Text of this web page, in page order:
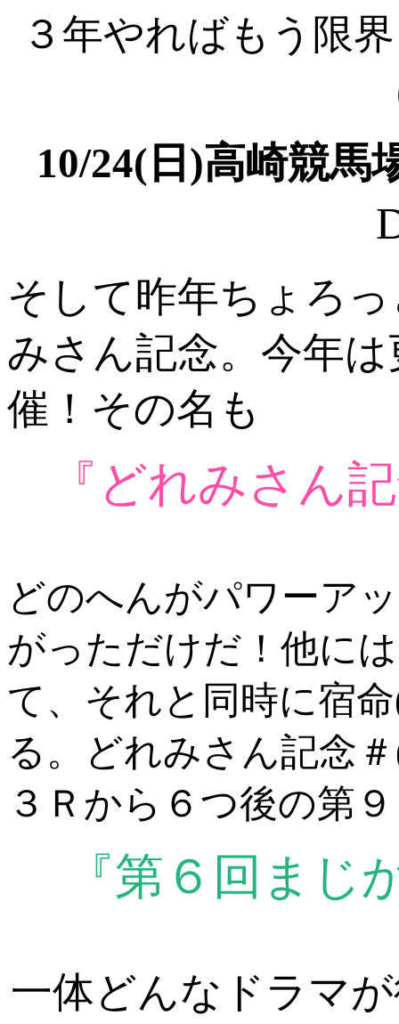
３年やればもう限
10/24(日)高崎競馬
そして昨年ちょろ
みさん記念。今年
催！その名も
『どれみさん
どのへんがパワーア
がっただけだ！他に
て、それと同時に宿
る。どれみさん記念
３Ｒから６つ後の第
『第６回ま
一体どんなドラマ